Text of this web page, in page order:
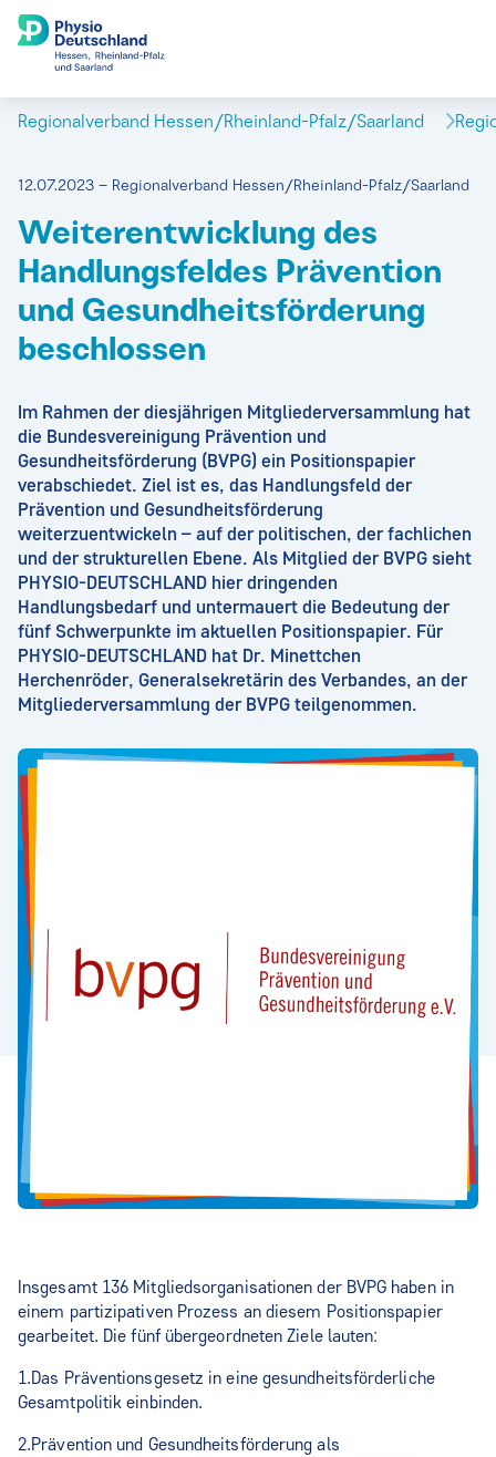
Regionalverband Hessen/Rheinland-Pfalz/Saarland
12.07.2023 – Regionalverband Hessen/Rheinland-Pfalz/Saarland
Weiterentwicklung des
Handlungsfeldes Prävention
und Gesundheitsförderung
beschlossen
Im Rahmen der diesjährigen Mitgliederversammlung hat
die Bundesvereinigung Prävention und
Gesundheitsförderung (BVPG) ein Positionspapier
verabschiedet. Ziel ist es, das Handlungsfeld der
Prävention und Gesundheitsförderung
weiterzuentwickeln – auf der politischen, der fachlichen
und der strukturellen Ebene. Als Mitglied der BVPG sieht
PHYSIO-DEUTSCHLAND hier dringenden
Handlungsbedarf und untermauert die Bedeutung der
fünf Schwerpunkte im aktuellen Positionspapier. Für
PHYSIO-DEUTSCHLAND hat Dr. Minettchen
Herchenröder, Generalsekretärin des Verbandes, an der
Mitgliederversammlung der BVPG teilgenommen.
Insgesamt 136 Mitgliedsorganisationen der BVPG haben in
einem partizipativen Prozess an diesem Positionspapier
gearbeitet. Die fünf übergeordneten Ziele lauten:
1.Das Präventionsgesetz in eine gesundheitsförderliche
Gesamtpolitik einbinden.
2.Prävention und Gesundheitsförderung als